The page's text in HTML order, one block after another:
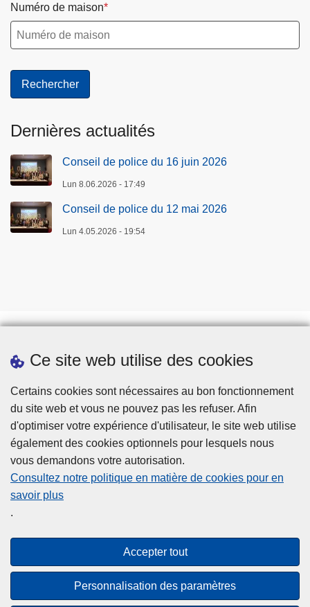
Ce site web utilise des cookies
Certains cookies sont nécessaires au bon fonctionnement
du site web et vous ne pouvez pas les refuser. Afin
d'optimiser votre expérience d'utilisateur, le site web utilise
également des cookies optionnels pour lesquels nous
vous demandons votre autorisation.
Consultez notre politique en matière de cookies pour en
savoir plus
.
Accepter tout
Personnalisation des paramètres
Numéro de maison
Dernières actualités
Conseil de police du 16 juin 2026
Lun 8.06.2026 - 17:49
Conseil de police du 12 mai 2026
Lun 4.05.2026 - 19:54
Téléchargements
Presse
Accessibilité